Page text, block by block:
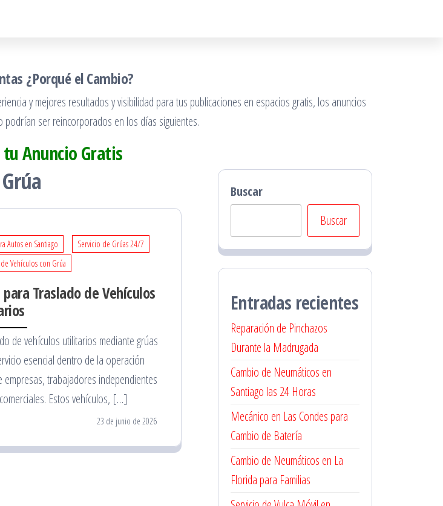
¿Porqué el Cambio?
y mejores resultados y visibilidad para tus publicaciones en espacios gratis, los anuncios
podrían ser reincorporados en los días siguientes.
Anuncio Gratis
Autos en Santiago
Servicio de Grúas 24/7
Vehículos con Grúa
para Traslado de Vehículos
de vehículos utilitarios mediante grúas
esencial dentro de la operación
empresas, trabajadores independientes
Estos vehículos, […]
23 de junio de 2026
Buscar
Buscar
Entradas recientes
Reparación de Pinchazos
Durante la Madrugada
Cambio de Neumáticos en
Santiago las 24 Horas
Mecánico en Las Condes para
Cambio de Batería
Cambio de Neumáticos en La
Florida para Familias